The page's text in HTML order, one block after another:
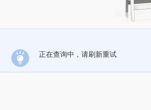
正在查询中，请刷新重试